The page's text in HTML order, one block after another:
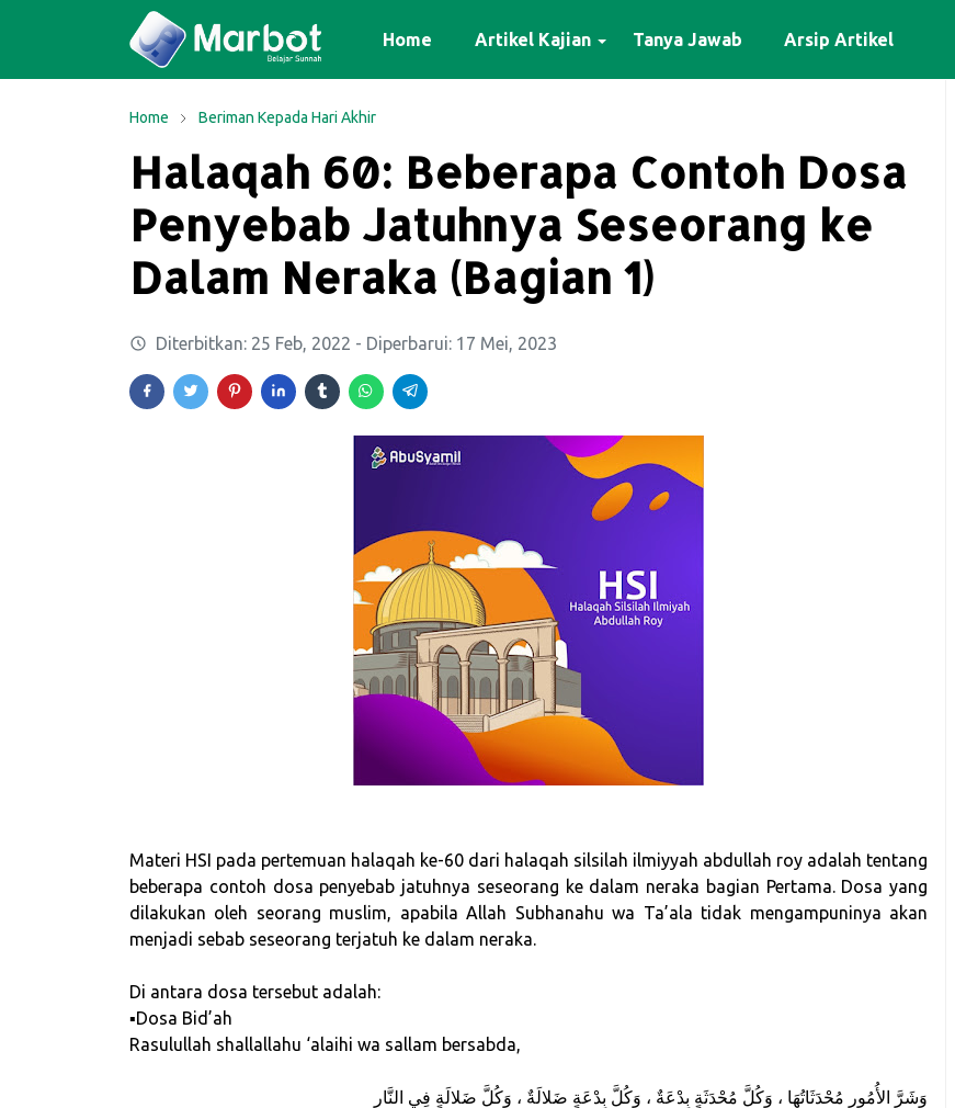
Home Artikel Kajian Tanya Jawab Arsip Artikel
Home Beriman Kepada Hari Akhir
Halaqah 60: Beberapa Contoh Dosa
Penyebab Jatuhnya Seseorang ke
Dalam Neraka (Bagian 1)
Diterbitkan: 25 Feb, 2022 - Diperbarui: 17 Mei, 2023
Materi HSI pada pertemuan halaqah ke-60 dari halaqah silsilah ilmiyyah abdullah roy adalah tentang
beberapa contoh dosa penyebab jatuhnya seseorang ke dalam neraka bagian Pertama. Dosa yang
dilakukan oleh seorang muslim, apabila Allah Subhanahu wa Ta’ala tidak mengampuninya akan
menjadi sebab seseorang terjatuh ke dalam neraka.
Di antara dosa tersebut adalah:
▪Dosa Bid’ah
Rasulullah shallallahu ‘alaihi wa sallam bersabda,
وَشَرَّ الأُمُورِ مُحْدَثَاتُهَا ، وَكُلَّ مُحْدَثَةٍ بِدْعَةٌ ، وَكُلَّ بِدْعَةٍ ضَلالَةٌ ، وَكُلَّ ضَلالَةٍ فِي النَّارِ